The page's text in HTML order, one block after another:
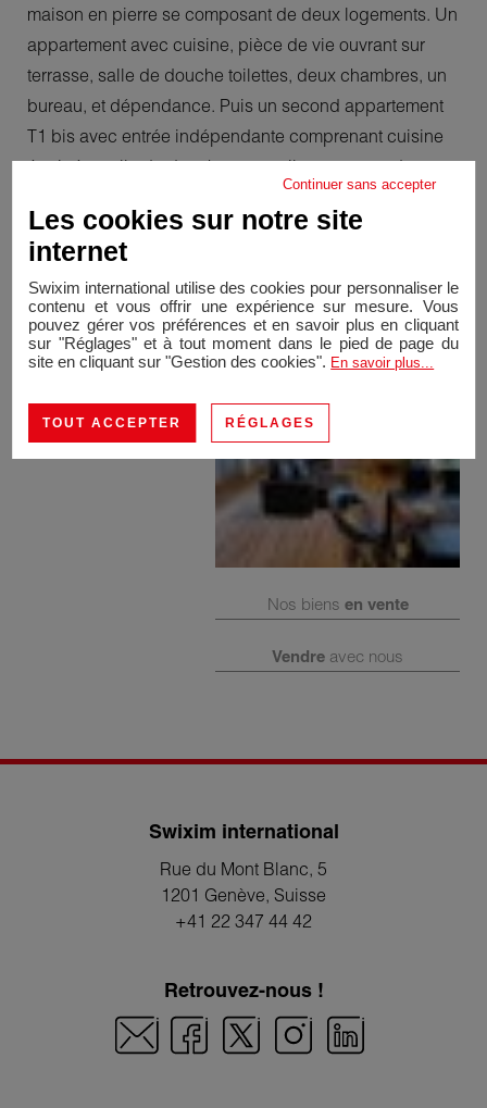
maison en pierre se composant de deux logements. Un
appartement avec cuisine, pièce de vie ouvrant sur
terrasse, salle de douche toilettes, deux chambres, un
bureau, et dépendance. Puis un second appartement
T1 bis avec entrée indépendante comprenant cuisine
équipée, salle de douche avec toilettes et grande
pièce de 22 m². Terrain clos. Bel état général.
Opportunité à saisir rapidement !
159 000 Euros.
Nos biens en vente
Vendre avec nous
Swixim international
Rue du Mont Blanc, 5
1201 Genève, Suisse
+41 22 347 44 42
Retrouvez-nous !
Continuer sans accepter
Les cookies sur notre site
internet
Swixim international utilise des cookies pour personnaliser le
contenu et vous offrir une expérience sur mesure. Vous
pouvez gérer vos préférences et en savoir plus en cliquant
sur "Réglages" et à tout moment dans le pied de page du
site en cliquant sur "Gestion des cookies". En savoir plus...
TOUT ACCEPTER RÉGLAGES